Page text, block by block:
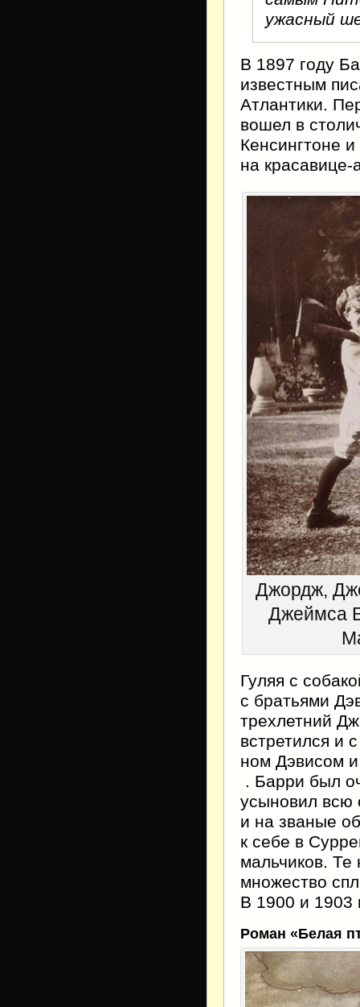
ужасный
В 1897 году
известным
Атлантики.
вошел в
Кенсингтоне
на
Джордж,
Джеймса
Гуляя с
с братьями
трехлетний
встретился и
ном Дэвисом
. Барри был
усыновил всю
и на званые
к себе в
мальчиков.
множество
В 1900 и 1903
Роман «Белая